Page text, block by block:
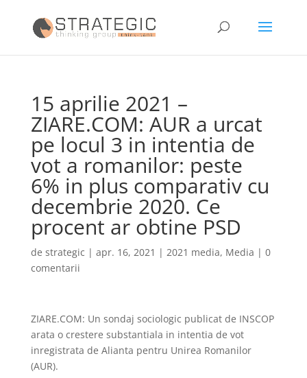
15 aprilie 2021 –
ZIARE.COM: AUR a urcat
pe locul 3 in intentia de
vot a romanilor: peste
6% in plus comparativ cu
decembrie 2020. Ce
procent ar obtine PSD
de strategic | apr. 16, 2021 | 2021 media, Media | 0
comentarii
ZIARE.COM: Un sondaj sociologic publicat de INSCOP
arata o crestere substantiala in intentia de vot
inregistrata de Alianta pentru Unirea Romanilor
(AUR).